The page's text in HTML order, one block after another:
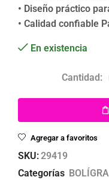
• Diseño práctico
• Calidad confiable
En existencia
Agregar a favoritos
SKU:29419
Categorías